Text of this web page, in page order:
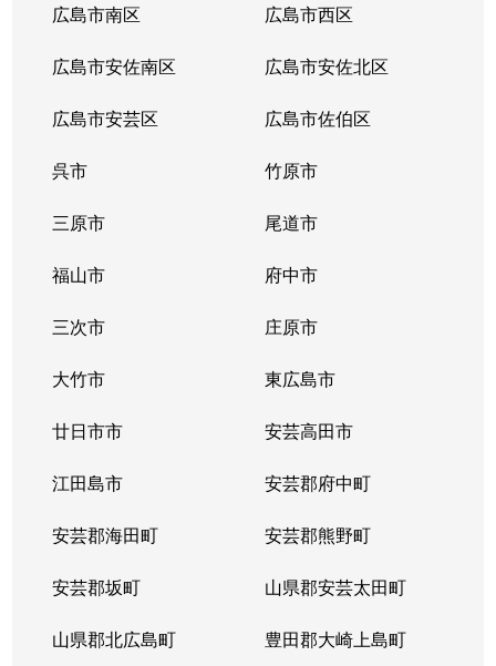
広島市南区 広島市西区
広島市安佐南区 広島市安佐北区
広島市安芸区 広島市佐伯区
呉市 竹原市
三原市 尾道市
福山市 府中市
三次市 庄原市
大竹市 東広島市
廿日市市 安芸高田市
江田島市 安芸郡府中町
安芸郡海田町 安芸郡熊野町
安芸郡坂町 山県郡安芸太田町
山県郡北広島町 豊田郡大崎上島町